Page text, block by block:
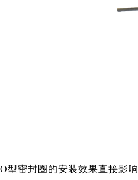
O型密封圈的安装效果直接影